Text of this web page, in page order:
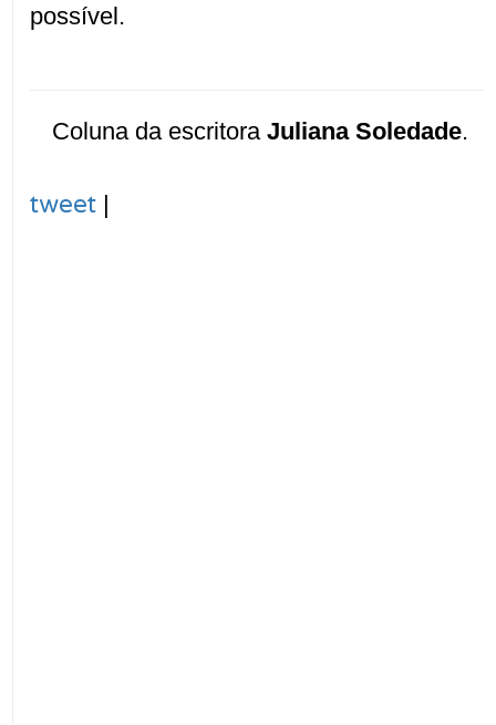
possível.
Coluna da escritoraJuliana Soledade.
tweet |